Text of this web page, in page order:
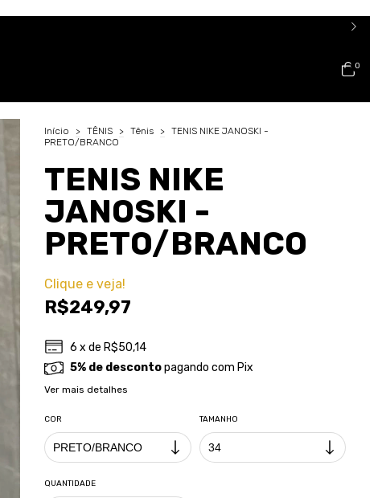
0
Início > TÊNIS > Tênis > TENIS NIKE JANOSKI -
PRETO/BRANCO
TENIS NIKE
JANOSKI -
PRETO/BRANCO
Clique e veja!
R$249,97
6 x de R$50,14
5% de descontopagando com Pix
Ver mais detalhes
COR TAMANHO
QUANTIDADE